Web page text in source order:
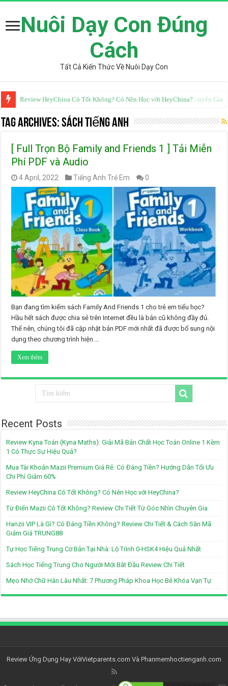
Nuôi Dạy Con Đúng
Cách
Tất Cả Kiến Thức Về Nuôi Dạy Con
Review HeyChina Có Tốt Không? Có Nên Học với HeyChina?
Từ Điển Mazii Có Tốt Không? Review Chi Tiết Từ Góc Nhìn Chuyên Gia
Tag Archives:Sách tiếng anh
[ Full Trọn Bộ Family and Friends 1 ] Tải Miễn
Phí PDF và Audio
4 April, 2022 Tiếng Anh Trẻ Em 0
Bạn đang tìm kiếm sách Family And Friends 1 cho trẻ em tiểu học?
Hầu hết sách được chia sẻ trên Internet đều là bản cũ không đầy đủ.
Thế nên, chúng tôi đã cập nhật bản PDF mới nhất đã được bổ sung nội
dụng theo chương trình hiện …
Xem thêm
Recent Posts
Review Kyna Toán (Kyna Maths): Giải Mã Bản Chất Học Toán Online 1 Kèm
1 Có Thực Sự Hiệu Quả?
Mua Tài Khoản Mazii Premium Giá Rẻ: Có Đáng Tiền? Hướng Dẫn Tối Ưu
Chi Phí Giảm 60%
Review HeyChina Có Tốt Không? Có Nên Học với HeyChina?
Từ Điển Mazii Có Tốt Không? Review Chi Tiết Từ Góc Nhìn Chuyên Gia
Hanzii VIP Là Gì? Có Đáng Tiền Không? Review Chi Tiết & Cách Săn Mã
Giảm Giá TRUNG88
Tự Học Tiếng Trung Cơ Bản Tại Nhà: Lộ Trình 0-HSK4 Hiệu Quả Nhất
Sách Học Tiếng Trung Cho Người Mới Bắt Đầu Review Chi Tiết
Mẹo Nhớ Chữ Hán Lâu Nhất: 7 Phương Pháp Khoa Học Bẻ Khóa Vạn Tự
Review Ứng Dụng Hay VớiVietparents.com Và Phanmemhoctienganh.com